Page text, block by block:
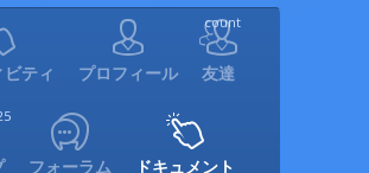
ティ プロフィール 友達
count
フォーラム ドキュメント